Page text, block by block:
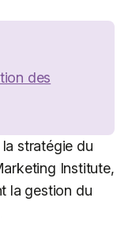
des
stratégie du
Institute,
la gestion du